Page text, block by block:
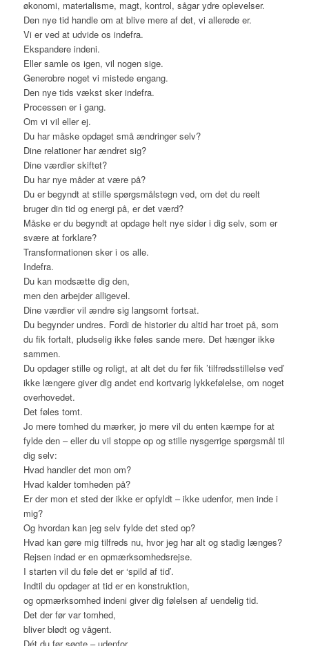
økonomi, materialisme, magt, kontrol, sågar ydre oplevelser.
Den nye tid handle om at blive mere af det, vi allerede er.
Vi er ved at udvide os indefra.
Ekspandere indeni.
Eller samle os igen, vil nogen sige.
Generobre noget vi mistede engang.
Den nye tids vækst sker indefra.
Processen er i gang.
Om vi vil eller ej.
Du har måske opdaget små ændringer selv?
Dine relationer har ændret sig?
Dine værdier skiftet?
Du har nye måder at være på?
Du er begyndt at stille spørgsmålstegn ved, om det du reelt
bruger din tid og energi på, er det værd?
Måske er du begyndt at opdage helt nye sider i dig selv, som er
svære at forklare?
Transformationen sker i os alle.
Indefra.
Du kan modsætte dig den,
men den arbejder alligevel.
Dine værdier vil ændre sig langsomt fortsat.
Du begynder undres. Fordi de historier du altid har troet på, som
du fik fortalt, pludselig ikke føles sande mere. Det hænger ikke
sammen.
Du opdager stille og roligt, at alt det du før fik ’tilfredsstillelse ved’
ikke længere giver dig andet end kortvarig lykkefølelse, om noget
overhovedet.
Det føles tomt.
Jo mere tomhed du mærker, jo mere vil du enten kæmpe for at
fylde den – eller du vil stoppe op og stille nysgerrige spørgsmål til
dig selv:
Hvad handler det mon om?
Hvad kalder tomheden på?
Er der mon et sted der ikke er opfyldt – ikke udenfor, men inde i
mig?
Og hvordan kan jeg selv fylde det sted op?
Hvad kan gøre mig tilfreds nu, hvor jeg har alt og stadig længes?
Rejsen indad er en opmærksomhedsrejse.
I starten vil du føle det er ‘spild af tid’.
Indtil du opdager at tid er en konstruktion,
og opmærksomhed indeni giver dig følelsen af uendelig tid.
Det der før var tomhed,
bliver blødt og vågent.